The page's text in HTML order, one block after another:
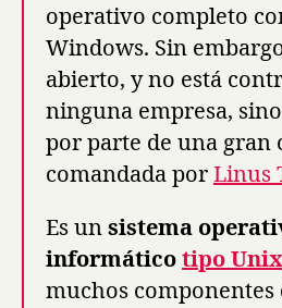
operativo completo
Windows. Sin
abierto, y no está
ninguna empresa,
por parte de una gran
comandada por Linus
Es un sistema
informático tipo Unix
muchos componentes